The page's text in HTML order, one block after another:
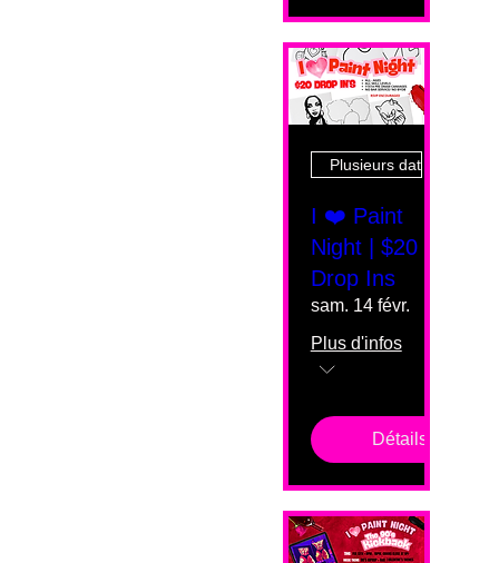
Plusieurs dates
I ❤️ Paint
Night | $20
Drop Ins
sam. 14 févr.
Plus d'infos
Détails